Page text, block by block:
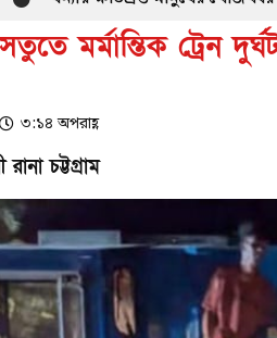
মর্মান্তিক ট্রেন
৩:১৪ অপরাহ্ণ
চট্টগ্রাম